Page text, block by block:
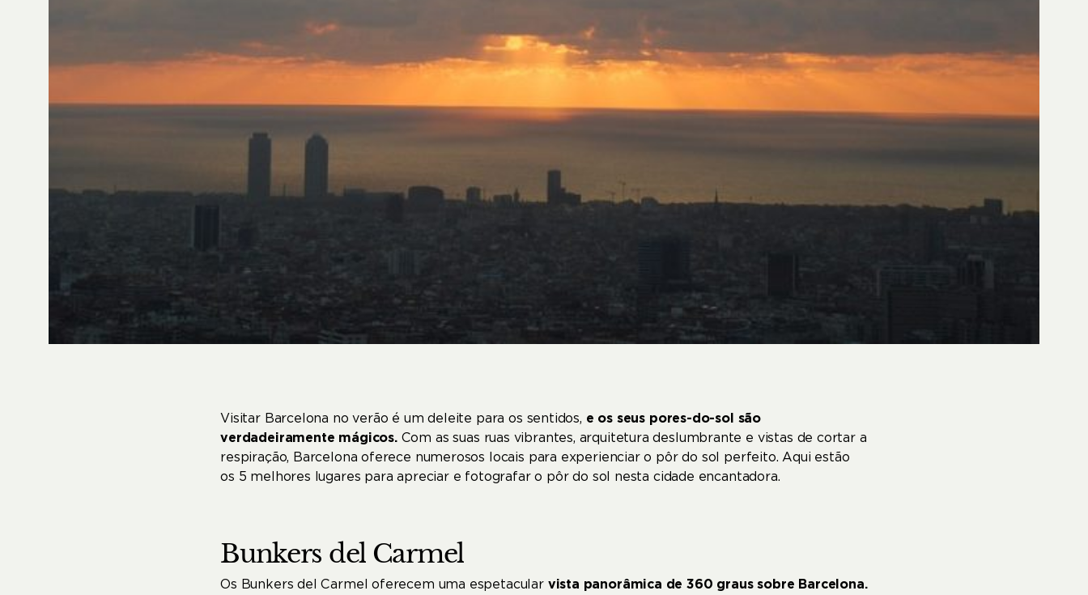
Visitar Barcelona no verão é um deleite para os sentidos, e os seus pores-do-sol são
verdadeiramente mágicos. Com as suas ruas vibrantes, arquitetura deslumbrante e vistas de cortar a
respiração, Barcelona oferece numerosos locais para experienciar o pôr do sol perfeito. Aqui estão
os 5 melhores lugares para apreciar e fotografar o pôr do sol nesta cidade encantadora.
Bunkers del Carmel
Os Bunkers del Carmel oferecem uma espetacular vista panorâmica de 360 graus sobre Barcelona.